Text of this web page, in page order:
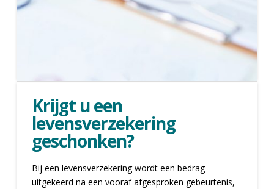
Krijgt u een
levensverzekering
geschonken?
Bij een levensverzekering wordt een bedrag
uitgekeerd na een vooraf afgesproken gebeurtenis,